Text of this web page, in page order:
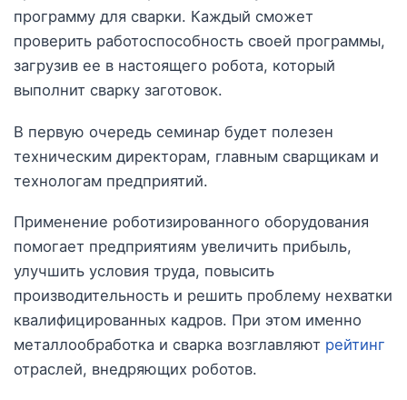
программу для сварки. Каждый сможет
проверить работоспособность своей программы,
загрузив ее в настоящего робота, который
выполнит сварку заготовок.
В первую очередь семинар будет полезен
техническим директорам, главным сварщикам и
технологам предприятий.
Применение роботизированного оборудования
помогает предприятиям увеличить прибыль,
улучшить условия труда, повысить
производительность и решить проблему нехватки
квалифицированных кадров. При этом именно
металлообработка и сварка возглавляют рейтинг
отраслей, внедряющих роботов.